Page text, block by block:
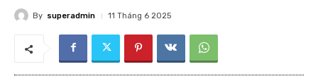
By superadmin 11 Tháng 6 2025